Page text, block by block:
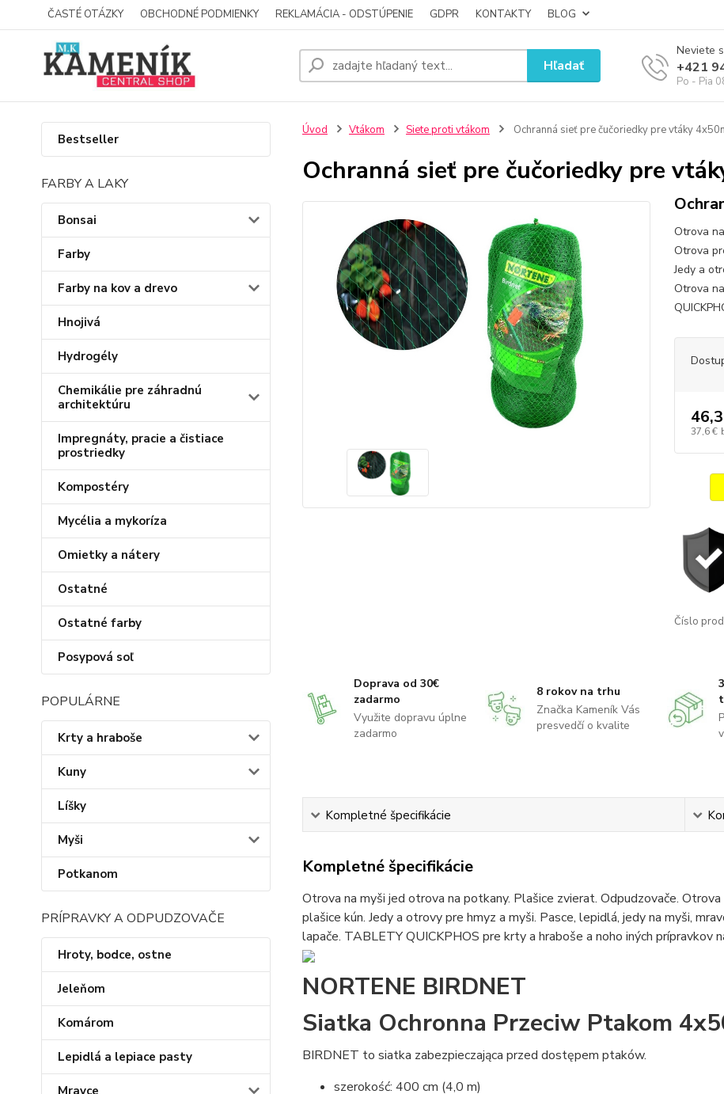
ČASTÉ OTÁZKY OBCHODNÉ PODMIENKY REKLAMÁCIA - ODSTÚPENIE GDPR KONTAKTY BLOG
Hľadať
Neviete
+421
Po - Pia
Bestseller
FARBY A LAKY
Bonsai
Farby
Farby na kov a drevo
Hnojivá
Hydrogély
Chemikálie pre záhradnú
architektúru
Impregnáty, pracie a čistiace
prostriedky
Kompostéry
Mycélia a mykoríza
Omietky a nátery
Ostatné
Ostatné farby
Posypová soľ
POPULÁRNE
Krty a hraboše
Kuny
Líšky
Myši
Potkanom
PRÍPRAVKY A ODPUDZOVAČE
Hroty, bodce, ostne
Jeleňom
Komárom
Lepidlá a lepiace pasty
Mravce
Úvod Vtákom Siete proti vtákom Ochranná sieť pre čučoriedky pre vtáky
Ochranná sieť pre čučoriedky pre
Otrova
Otrova
Jedy a
Otrova
37,6 €
Číslo
Doprava od 30€
zadarmo
Využite dopravu úplne
zadarmo
8 rokov na trhu
Značka Kameník Vás
presvedčí o kvalite
Kompletné špecifikácie
Kompletné špecifikácie
Otrova na myši jed otrova na potkany. Plašice zvierat. Odpudzovače.
plašice kún. Jedy a otrovy pre hmyz a myši. Pasce, lepidlá, jedy na myši,
lapače. TABLETY QUICKPHOS pre krty a hraboše a noho iných prípravkov
NORTENE BIRDNET
Siatka Ochronna Przeciw Ptakom
BIRDNET to siatka zabezpieczająca przed dostępem ptaków.
szerokość: 400 cm (4,0 m)